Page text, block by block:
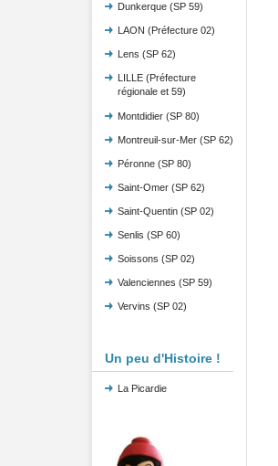
Dunkerque (SP 59)
LAON (Préfecture 02)
Lens (SP 62)
LILLE (Préfecture
régionale et 59)
Montdidier (SP 80)
Montreuil-sur-Mer (SP 62)
Péronne (SP 80)
Saint-Omer (SP 62)
Saint-Quentin (SP 02)
Senlis (SP 60)
Soissons (SP 02)
Valenciennes (SP 59)
Vervins (SP 02)
Un peu d'Histoire !
La Picardie